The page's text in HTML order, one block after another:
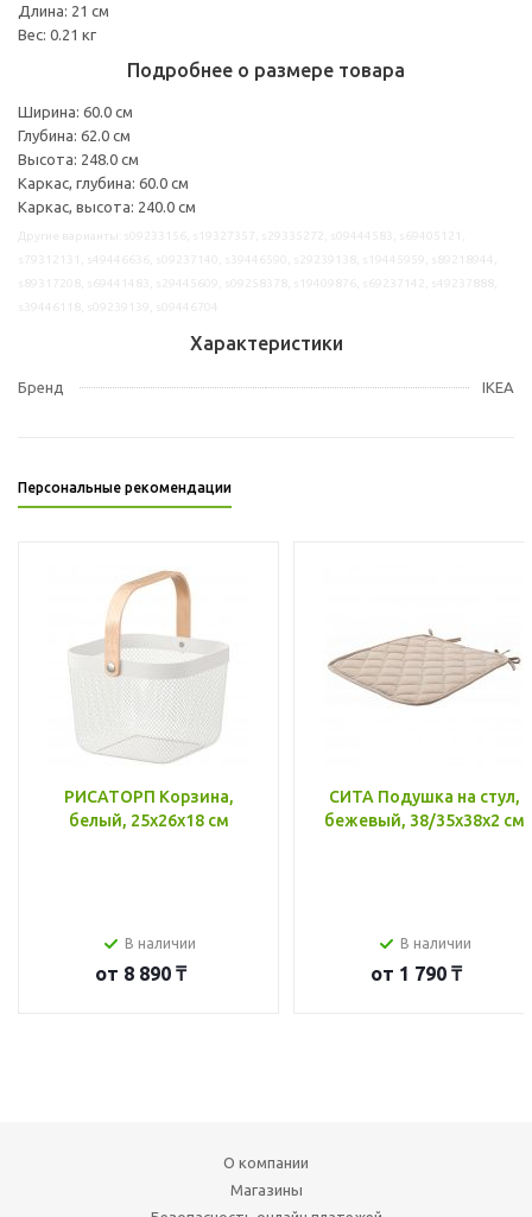
Длина: 21 см
Вес: 0.21 кг
Подробнее о размере товара
Ширина: 60.0 см
Глубина: 62.0 см
Высота: 248.0 см
Каркас, глубина: 60.0 см
Каркас, высота: 240.0 см
Характеристики
Бренд IKEA
Персональные рекомендации
РИСАТОРП Корзина,
белый, 25x26x18 см
В наличии
от 8 890 ₸
СИТА Подушка на стул,
бежевый, 38/35x38x2 см
В наличии
от 1 790 ₸
О компании
Магазины